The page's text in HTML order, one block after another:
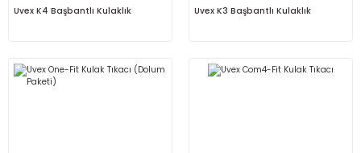
Uvex K4 Başbantlı Kulaklık Uvex K3 Başbantlı Kulaklık